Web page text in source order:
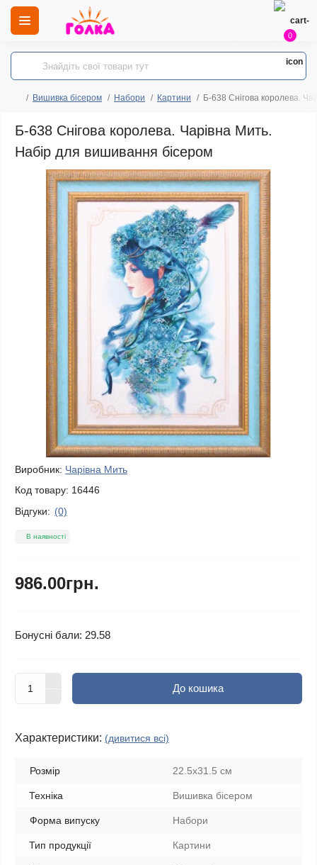
0
Вишивка бісером Набори Картини Б-638 Снігова королева.
Б-638 Снігова королева. Чарівна Мить.
Набір для вишивання бісером
Виробник: Чарівна Мить
Код товару: 16446
Відгуки: (0)
В наявності
986.00грн.
Бонусні бали: 29.58
До кошика
Характеристики: (дивитися всі)
Розмір 22.5x31.5 см
Техніка Вишивка бісером
Форма випуску Набори
Тип продукції Картини